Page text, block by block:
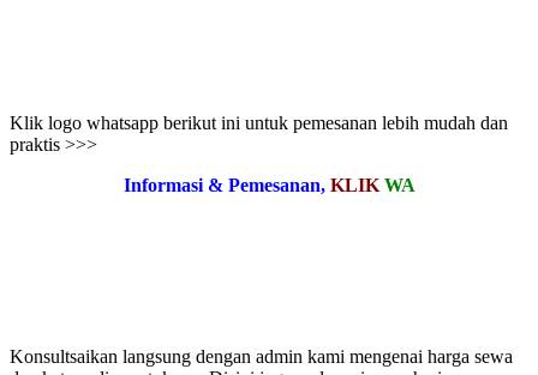
Klik logo whatsapp berikut ini untuk pemesanan lebih mudah dan
praktis >>>
Informasi & Pemesanan, KLIK WA
Konsultsaikan langsung dengan admin kami mengenai harga sewa